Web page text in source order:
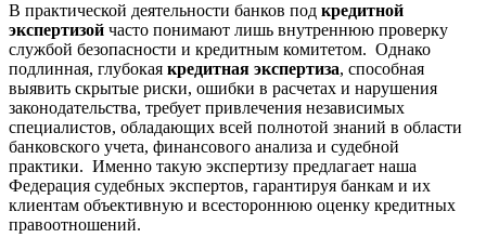
В практической деятельности банков под кредитной
экспертизой часто понимают лишь внутреннюю проверку
службой безопасности и кредитным комитетом. Однако
подлинная, глубокая кредитная экспертиза, способная
выявить скрытые риски, ошибки в расчетах и нарушения
законодательства, требует привлечения независимых
специалистов, обладающих всей полнотой знаний в области
банковского учета, финансового анализа и судебной
практики. Именно такую экспертизу предлагает наша
Федерация судебных экспертов, гарантируя банкам и их
клиентам объективную и всестороннюю оценку кредитных
правоотношений.